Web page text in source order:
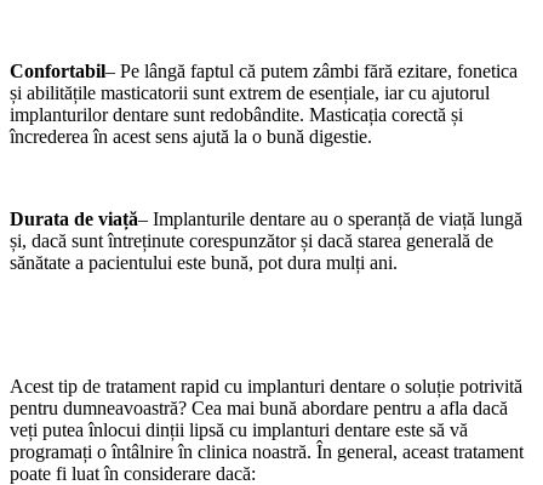
Confortabil– Pe lângă faptul că putem zâmbi fără ezitare, fonetica
și abilitățile masticatorii sunt extrem de esențiale, iar cu ajutorul
implanturilor dentare sunt redobândite. Masticația corectă și
încrederea în acest sens ajută la o bună digestie.
Durata de viață– Implanturile dentare au o speranță de viață lungă
și, dacă sunt întreținute corespunzător și dacă starea generală de
sănătate a pacientului este bună, pot dura mulți ani.
Acest tip de tratament rapid cu implanturi dentare o soluție potrivită
pentru dumneavoastră? Cea mai bună abordare pentru a afla dacă
veți putea înlocui dinții lipsă cu implanturi dentare este să vă
programați o întâlnire în clinica noastră. În general, aceast tratament
poate fi luat în considerare dacă: